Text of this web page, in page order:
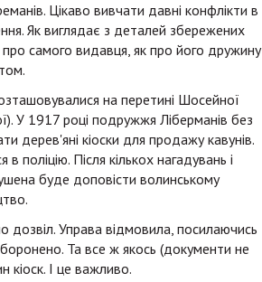
Цікаво вивчати давні конфлікти в
Як виглядає з деталей збережених
про самого видавця, як про його дружину
на перетині Шосейної
У 1917 році подружжя Ліберманів без
дерев'яні кіоски для продажу кавунів.
Після кількох нагадувань і
буде доповісти волинському
дозвіл. Управа відмовила, посилаючись
Та все ж якось (документи не
кіоск. І це важливо.